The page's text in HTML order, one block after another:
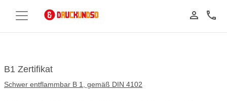
person_outline call
B1 Zertifikat
Schwer entflammbar B 1, gemäß DIN 4102